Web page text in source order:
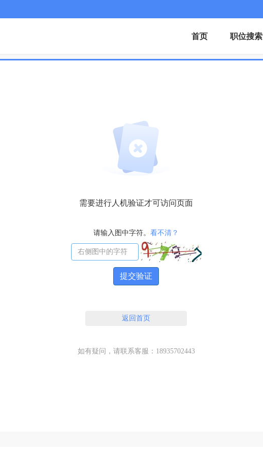
首页 职位搜索
需要进行人机验证才可访问页面
请输入图中字符。 看不清？
提交验证
返回首页
如有疑问，请联系客服：18935702443